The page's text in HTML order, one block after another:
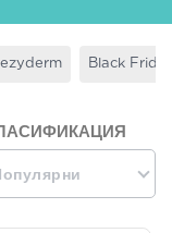
Black